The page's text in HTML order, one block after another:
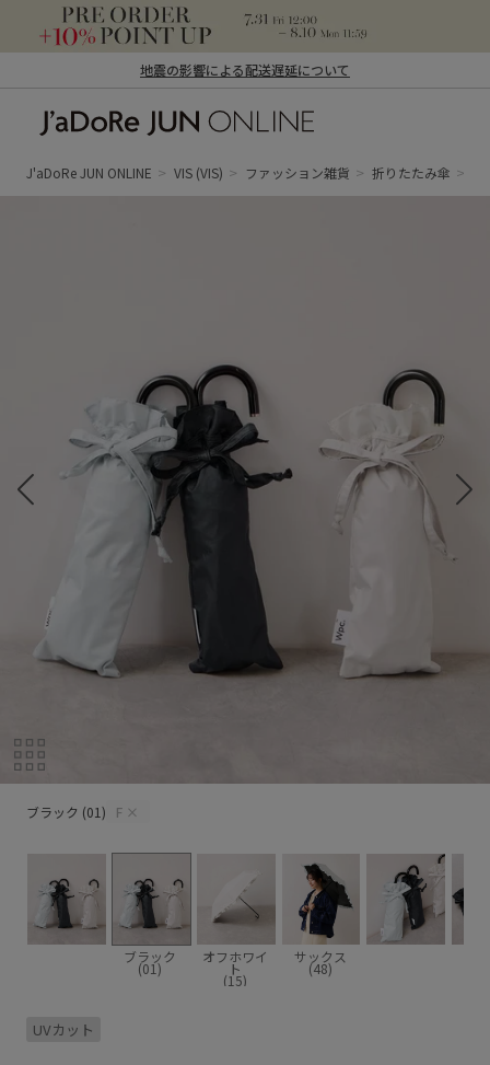
地震の影響による配送遅延について
ン オンライン）
J'aDoRe JUN ONLINE VIS (VIS) ファッション雑貨 折りたたみ傘
ブラック (01) F ×
ブラック
(01)
オフホワイ
ト
(15)
サックス
(48)
UVカット